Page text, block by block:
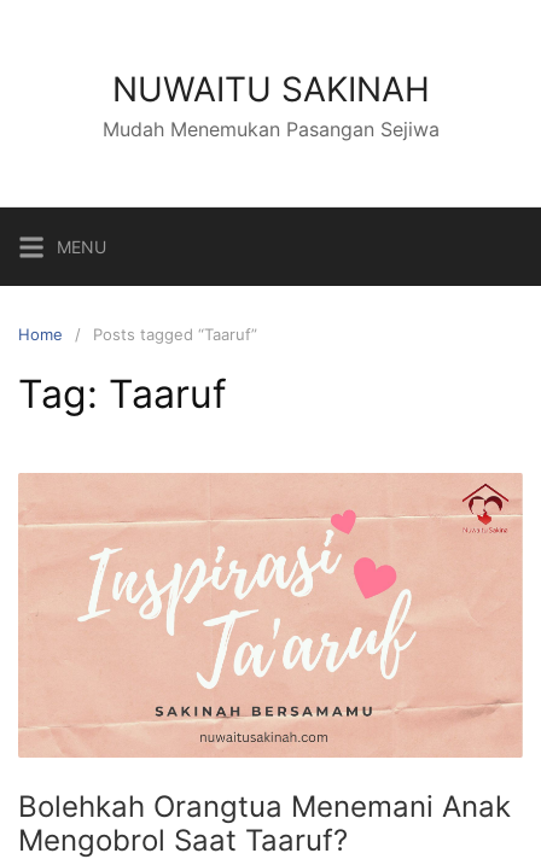
NUWAITU SAKINAH
Mudah Menemukan Pasangan Sejiwa
MENU
Home Posts tagged “Taaruf”
Tag: Taaruf
Bolehkah Orangtua Menemani Anak
Mengobrol Saat Taaruf?